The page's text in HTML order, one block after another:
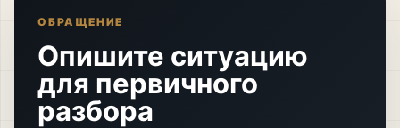
ОБРАЩЕНИЕ
Опишите ситуацию
для первичного
разбора